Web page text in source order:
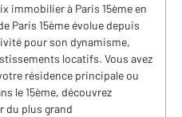
immobilier à Paris 15ème en
Paris 15ème évolue depuis
pour son dynamisme,
locatifs. Vous avez
résidence principale ou
le 15ème, découvrez
du plus grand